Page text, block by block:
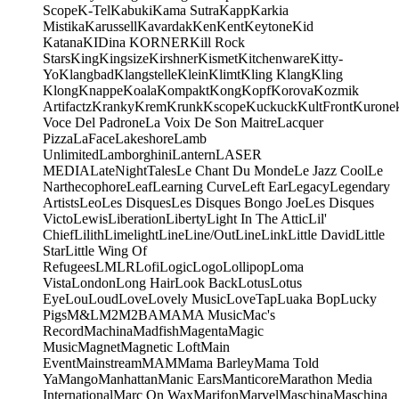
ScopeK-TelKabukiKama SutraKappKarkia
MistikaKarussellKavardakKenKentKeytoneKid
KatanaKIDina KORNERKill Rock
StarsKingKingsizeKirshnerKismetKitchenwareKitty-
YoKlangbadKlangstelleKleinKlimtKling KlangKling
KlongKnappeKoalaKompaktKongKopfKorovaKozmik
ArtifactzKrankyKremKrunkKscopeKuckuckKultFront
Voce Del PadroneLa Voix De Son MaitreLacquer
PizzaLaFaceLakeshoreLamb
UnlimitedLamborghiniLanternLASER
MEDIALateNightTalesLe Chant Du MondeLe Jazz CoolLe
NarthecophoreLeafLearning CurveLeft EarLegacyLegendary
ArtistsLeoLes DisquesLes Disques Bongo JoeLes Disques
VictoLewisLiberationLibertyLight In The AtticLil'
ChiefLilithLimelightLineLine/OutLineLinkLittle DavidLittle
StarLittle Wing Of
RefugeesLMLRLofiLogicLogoLollipopLoma
VistaLondonLong HairLook BackLotusLotus
EyeLouLoudLoveLovely MusicLoveTapLuaka BopLucky
PigsM&LM2M2BAMAMA MusicMac's
RecordMachinaMadfishMagentaMagic
MusicMagnetMagnetic LoftMain
EventMainstreamMAMMama BarleyMama Told
YaMangoManhattanManic EarsManticoreMarathon Media
InternationalMarc On WaxMarifonMarvelMaschinaMaschina